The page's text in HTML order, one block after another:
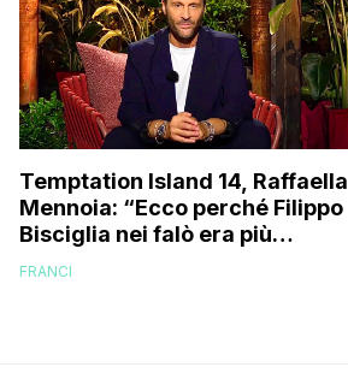
Temptation Island 14, Raffaella
Mennoia: “Ecco perché Filippo
Bisciglia nei falò era più
coinvolto del solito”
FRANCI